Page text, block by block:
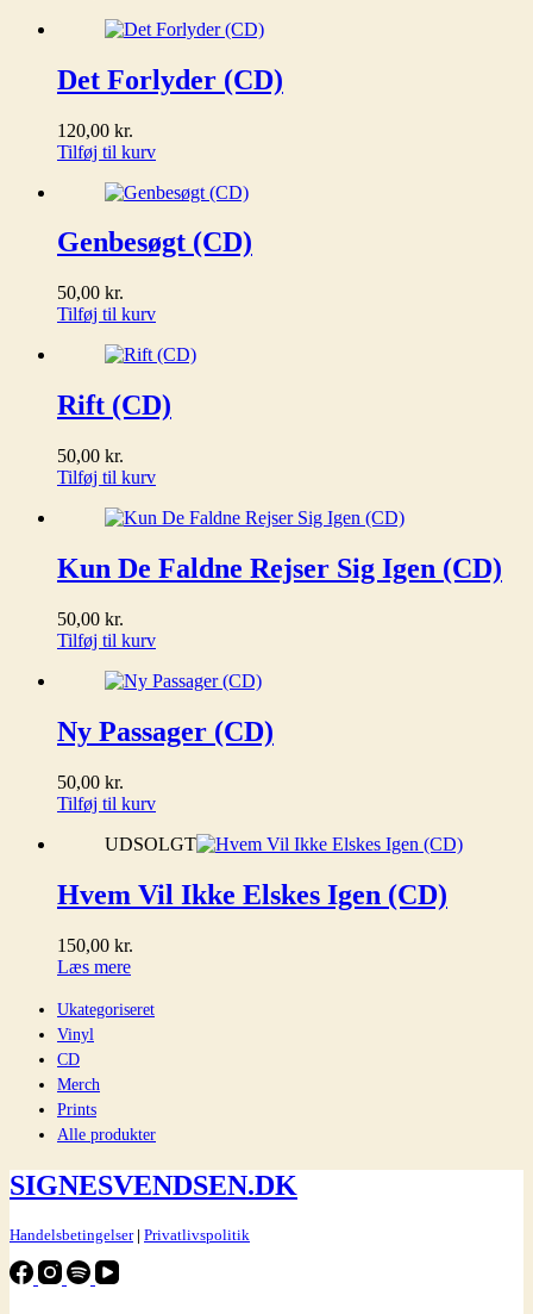
Det Forlyder (CD)
120,00 kr.
Tilføj til kurv
Genbesøgt (CD)
50,00 kr.
Tilføj til kurv
Rift (CD)
50,00 kr.
Tilføj til kurv
Kun De Faldne Rejser Sig Igen (CD)
50,00 kr.
Tilføj til kurv
Ny Passager (CD)
50,00 kr.
Tilføj til kurv
UDSOLGT
Hvem Vil Ikke Elskes Igen (CD)
150,00 kr.
Læs mere
Ukategoriseret
Vinyl
CD
Merch
Prints
Alle produkter
SIGNESVENDSEN.DK
Handelsbetingelser | Privatlivspolitik